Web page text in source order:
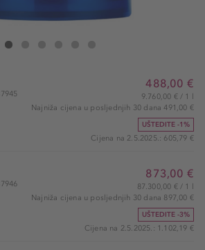
La Prairie Skin Caviar Luxe Cream
488,00 €
9.760,00 € / 1 l
Najniža cijena u posljednjih 30 dana 491,00 €
UŠTEDITE -1%
Cijena na 2.5.2025.: 605,79 €
873,00 €
87.300,00 € / 1 l
Najniža cijena u posljednjih 30 dana 897,00 €
UŠTEDITE -3%
Cijena na 2.5.2025.: 1.102,19 €